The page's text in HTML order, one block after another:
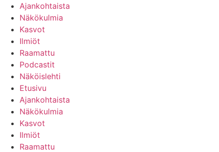
Ajankohtaista
Näkökulmia
Kasvot
Ilmiöt
Raamattu
Podcastit
Näköislehti
Etusivu
Ajankohtaista
Näkökulmia
Kasvot
Ilmiöt
Raamattu